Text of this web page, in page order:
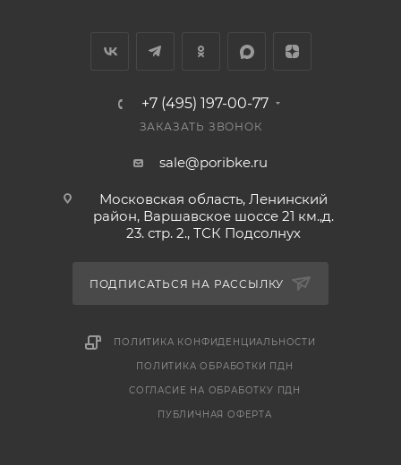
+7 (495) 197-00-77
ЗАКАЗАТЬ ЗВОНОК
sale@poribke.ru
Московская область, Ленинский
район, Варшавское шоссе 21 км.,д.
23. стр. 2., ТСК Подсолнух
ПОДПИСАТЬСЯ НА РАССЫЛКУ
ПОЛИТИКА КОНФИДЕНЦИАЛЬНОСТИ
ПОЛИТИКА ОБРАБОТКИ ПДН
СОГЛАСИЕ НА ОБРАБОТКУ ПДН
ПУБЛИЧНАЯ ОФЕРТА